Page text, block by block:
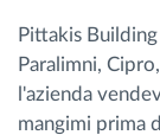
Come
Scopri
Pittakis
Paralimni,
l'azienda
mangimi prima